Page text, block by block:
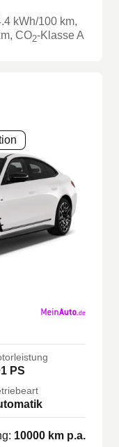
kWh/100 km,
, CO2-KlasseA
PS
10000 km p.a.